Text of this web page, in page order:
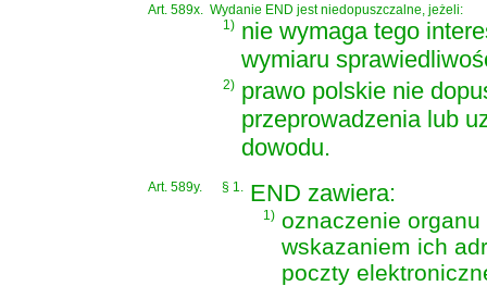
Art. 589x.
Wydanie END jest niedopuszczalne, jeżeli:
1) nie wymaga tego
wymiaru
2) prawo polskie nie
przeprowadzenia lub
dowodu.
Art. 589y. § 1. END zawiera:
1) oznaczenie
wskazaniem ich
poczty